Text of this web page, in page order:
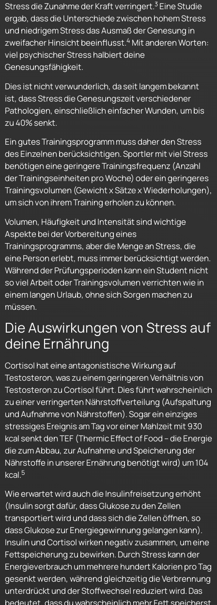
Stress die Zunahme der Kraft verringert.3 Eine Studie
ergab, dass die Unterschiede zwischen hohem Stress
und niedrigem Stress das Ausmaß der Genesung in
zweifacher Hinsicht beeinflusst.4 Mit anderen Worten:
viel psychischer Stress halbiert deine
Genesungsfähigkeit.
Dies ist nicht verwunderlich, da seit langem bekannt
ist, dass Stress die Genesungszeit verschiedener
Pathologien, einschließlich einfacher Wunden, um bis
zu 40% senkt.
Ein gutes Trainingsprogramm muss daher den Stress
des Einzelnen berücksichtigen. Sportler mit viel Stress
benötigen eine geringere Trainingsfrequenz (Anzahl
der Trainingseinheiten pro Woche) oder ein geringeres
Trainingsvolumen (Gewicht x Sätze x Wiederholungen),
um sich von ihrem Training erholen zu können.
Volumen, Häufigkeit und Intensität sind wichtige
Aspekte bei der Vorbereitung eines
Trainingsprogramms, aber die Menge an Stress, die
eine Person erlebt, muss immer berücksichtigt werden.
Während der Prüfungsperioden kann ein Student nicht
so viel Arbeit oder Trainingsvolumen verrichten wie in
einem langen Urlaub, ohne sich Sorgen machen zu
müssen.
Die Auswirkungen von Stress auf
deine Ernährung
Cortisol hat eine antagonistische Wirkung auf
Testosteron, was zu einem geringeren Verhältnis von
Testosteron zu Cortisol führt. Dies führt wahrscheinlich
zu einer verringerten Nährstoffverteilung (Aufspaltung
und Aufnahme von Nährstoffen). Sogar ein einziges
stressiges Ereignis am Tag vor einer Mahlzeit mit 930
kcal senkt den TEF (Thermic Effect of Food – die Energie
die zum Abbau, zur Aufnahme und Speicherung der
Nährstoffe in unserer Ernährung benötigt wird) um 104
kcal.5
Wie erwartet wird auch die Insulinfreisetzung erhöht
(Insulin sorgt dafür, dass Glukose zu den Zellen
transportiert wird und dass sich die Zellen öffnen, so
dass Glukose zur Energiegewinnung gelangen kann).
Insulin und Cortisol wirken negativ zusammen, um eine
Fettspeicherung zu bewirken. Durch Stress kann der
Energieverbrauch um mehrere hundert Kalorien pro Tag
gesenkt werden, während gleichzeitig die Verbrennung
unterdrückt und der Stoffwechsel reduziert wird. Das